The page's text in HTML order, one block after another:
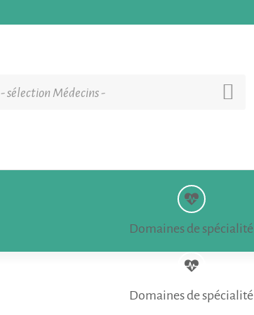
- sélection Médecins -
Domaines de spécialité
Domaines de spécialité